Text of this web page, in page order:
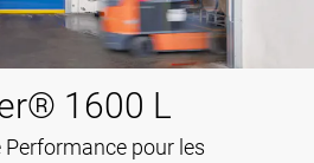
1600 L
pour les